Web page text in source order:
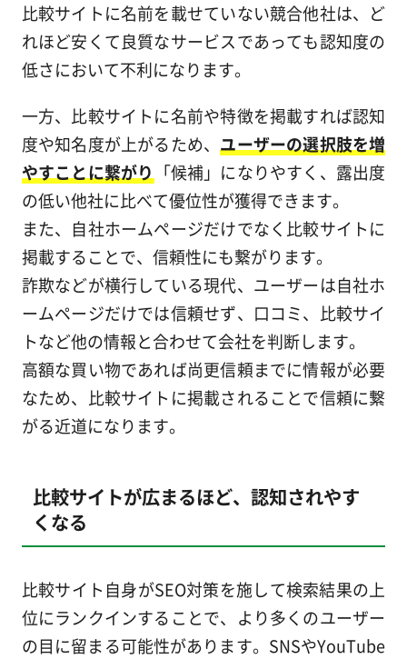
比較サイトに名前を載せていない競合他社は、ど
れほど安くて良質なサービスであっても認知度の
低さにおいて不利になります。
一方、比較サイトに名前や特徴を掲載すれば認知
度や知名度が上がるため、 ユーザーの選択肢を増
やすことに繋がり 「候補」になりやすく、露出度
の低い他社に比べて優位性が獲得できます。
また、自社ホームページだけでなく比較サイトに
掲載することで、信頼性にも繋がります。
詐欺などが横行している現代、ユーザーは自社ホ
ームページだけでは信頼せず、口コミ、比較サイ
トなど他の情報と合わせて会社を判断します。
高額な買い物であれば尚更信頼までに情報が必要
なため、比較サイトに掲載されることで信頼に繋
がる近道になります。
比較サイトが広まるほど、認知されやす
くなる
比較サイト自身がSEO対策を施して検索結果の上
位にランクインすることで、より多くのユーザー
の目に留まる可能性があります。SNSやYouTube